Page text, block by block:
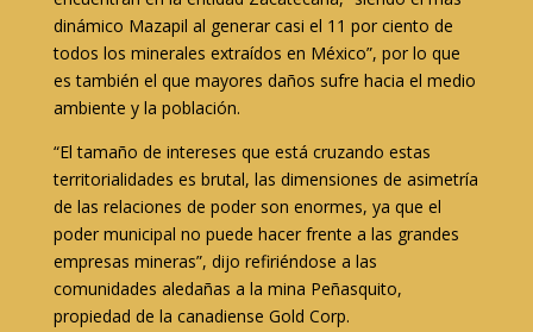
dinámico Mazapil al generar casi el 11 por ciento de
todos los minerales extraídos en México”, por lo que
es también el que mayores daños sufre hacia el medio
ambiente y la población.
“El tamaño de intereses que está cruzando estas
territorialidades es brutal, las dimensiones de asimetría
de las relaciones de poder son enormes, ya que el
poder municipal no puede hacer frente a las grandes
empresas mineras”, dijo refiriéndose a las
comunidades aledañas a la mina Peñasquito,
propiedad de la canadiense Gold Corp.